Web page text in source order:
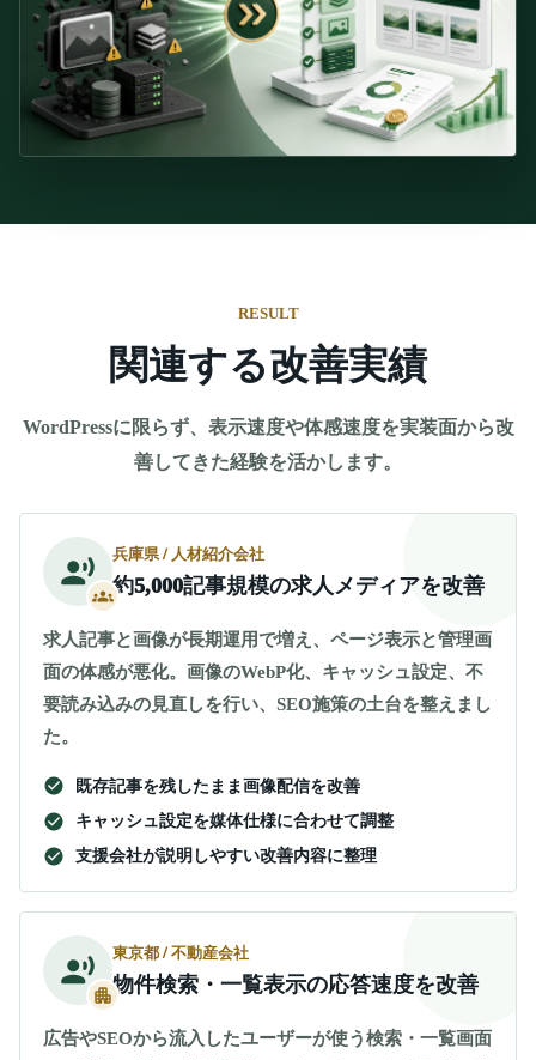
RESULT
関連する改善実績
WordPressに限らず、表示速度や体感速度を実装面から改
善してきた経験を活かします。
兵庫県 / 人材紹介会社
約5,000記事規模の求人メディアを改善
求人記事と画像が長期運用で増え、ページ表示と管理画
面の体感が悪化。画像のWebP化、キャッシュ設定、不
要読み込みの見直しを行い、SEO施策の土台を整えまし
た。
既存記事を残したまま画像配信を改善
キャッシュ設定を媒体仕様に合わせて調整
支援会社が説明しやすい改善内容に整理
東京都 / 不動産会社
物件検索・一覧表示の応答速度を改善
広告やSEOから流入したユーザーが使う検索・一覧画面